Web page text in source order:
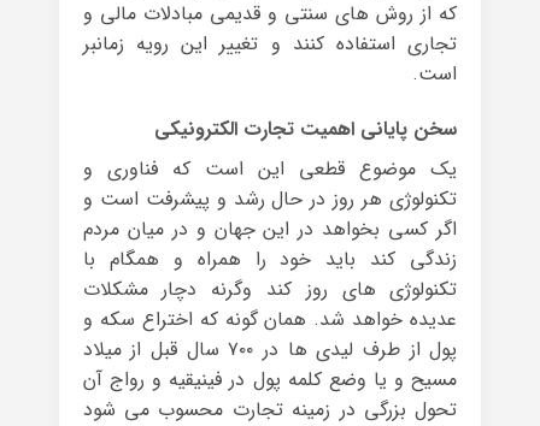
که از روش های سنتی و قدیمی مبادلات مالی و
تجاری استفاده کنند و تغییر این رویه زمانبر
است.
سخن پایانی اهمیت تجارت الکترونیکی
یک موضوع قطعی این است که فناوری و
تکنولوژی هر روز در حال رشد و پیشرفت است و
اگر کسی بخواهد در این جهان و در میان مردم
زندگی کند باید خود را همراه و همگام با
تکنولوژی های روز کند وگرنه دچار مشکلات
عدیده خواهد شد. همان گونه که اختراع سکه و
پول از طرف لیدی ها در ۷۰۰ سال قبل از میلاد
مسیح و یا وضع کلمه پول در فینیقیه و رواج آن
تحول بزرگی در زمینه تجارت محسوب می شود